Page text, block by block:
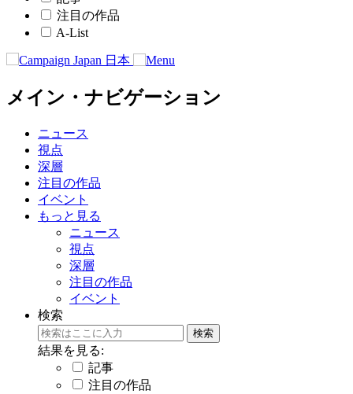
注目の作品
A-List
メイン・ナビゲーション
ニュース
視点
深層
注目の作品
イベント
もっと見る
ニュース
視点
深層
注目の作品
イベント
検索
結果を見る:
記事
注目の作品